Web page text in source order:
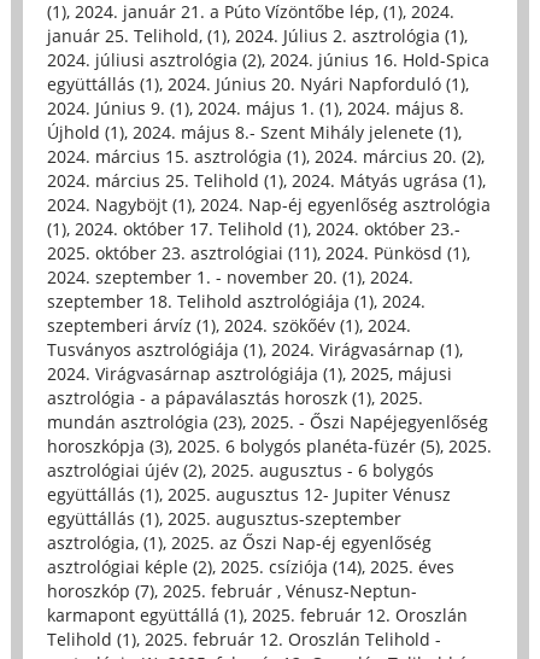
(1), 2024. január 21. a Púto Vízöntőbe lép, (1), 2024.
január 25. Telihold, (1), 2024. Július 2. asztrológia (1),
2024. júliusi asztrológia (2), 2024. június 16. Hold-Spica
együttállás (1), 2024. Június 20. Nyári Napforduló (1),
2024. Június 9. (1), 2024. május 1. (1), 2024. május 8.
Újhold (1), 2024. május 8.- Szent Mihály jelenete (1),
2024. március 15. asztrológia (1), 2024. március 20. (2),
2024. március 25. Telihold (1), 2024. Mátyás ugrása (1),
2024. Nagyböjt (1), 2024. Nap-éj egyenlőség asztrológia
(1), 2024. október 17. Telihold (1), 2024. október 23.-
2025. október 23. asztrológiai (11), 2024. Pünkösd (1),
2024. szeptember 1. - november 20. (1), 2024.
szeptember 18. Telihold asztrológiája (1), 2024.
szeptemberi árvíz (1), 2024. szökőév (1), 2024.
Tusványos asztrológiája (1), 2024. Virágvasárnap (1),
2024. Virágvasárnap asztrológiája (1), 2025, májusi
asztrológia - a pápaválasztás horoszk (1), 2025.
mundán asztrológia (23), 2025. - Őszi Napéjegyenlőség
horoszkópja (3), 2025. 6 bolygós planéta-füzér (5), 2025.
asztrológiai újév (2), 2025. augusztus - 6 bolygós
együttállás (1), 2025. augusztus 12- Jupiter Vénusz
együttállás (1), 2025. augusztus-szeptember
asztrológia, (1), 2025. az Őszi Nap-éj egyenlőség
asztrológiai képle (2), 2025. csíziója (14), 2025. éves
horoszkóp (7), 2025. február , Vénusz-Neptun-
karmapont együttállá (1), 2025. február 12. Oroszlán
Telihold (1), 2025. február 12. Oroszlán Telihold -